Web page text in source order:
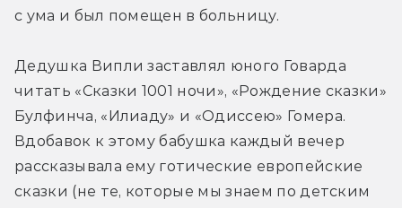
с ума и был помещен в больницу.
Дедушка Випли заставлял юного Говарда
читать «Сказки 1001 ночи», «Рождение сказки»
Булфинча, «Илиаду» и «Одиссею» Гомера.
Вдобавок к этому бабушка каждый вечер
рассказывала ему готические европейские
сказки (не те, которые мы знаем по детским